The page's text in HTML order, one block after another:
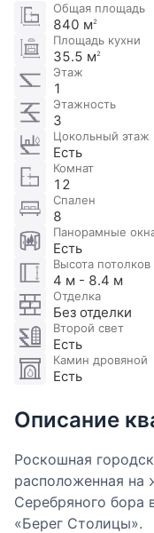
Общая площадь
840 м2
Площадь кухни
35.5 м2
Этаж
1
Этажность
3
Цокольный этаж
Есть
Комнат
12
Спален
8
Панорамные
Есть
Высота потолков
4 м - 8.4 м
Отделка
Без отделки
Второй свет
Есть
Камин дровяной
Есть
Описание
Роскошная
расположенная на
Серебряного бора
«Берег Столицы».